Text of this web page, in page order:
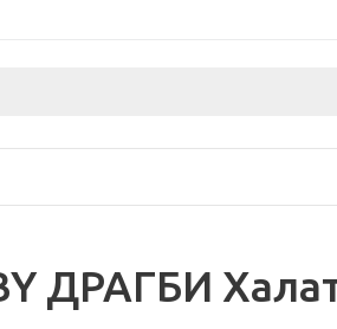
ДРАГБИ